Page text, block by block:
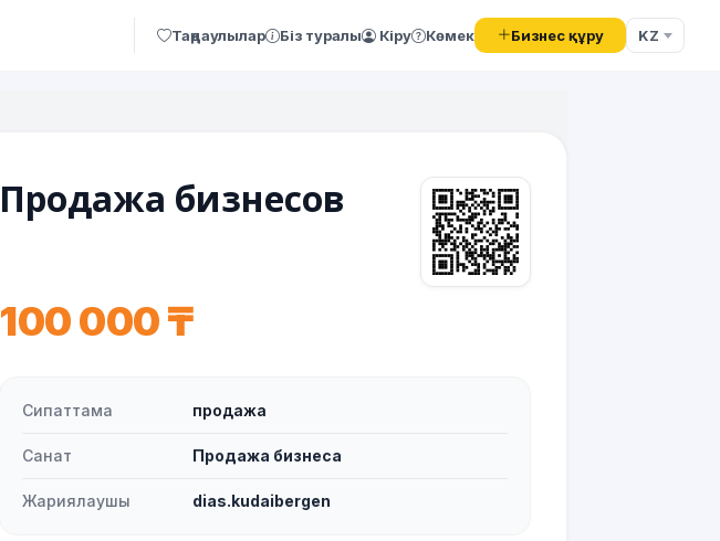
Таңдаулылар Біз туралы Кіру Көмек Бизнес құру KZ
Продажа бизнесов
100 000 ₸
Сипаттама продажа
Санат Продажа бизнеса
Жариялаушы dias.kudaibergen